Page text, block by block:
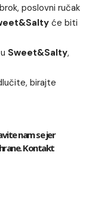
poslovni ručak
će biti
Sweet&Salty,
birajte
nam se jer
Kontakt